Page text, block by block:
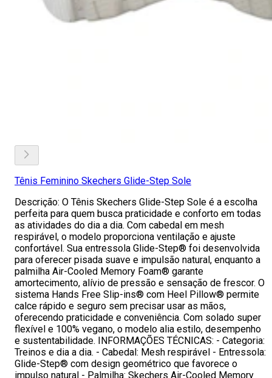
Tênis Feminino Skechers Glide-Step Sole
Descrição: O Tênis Skechers Glide-Step Sole é a escolha
perfeita para quem busca praticidade e conforto em todas
as atividades do dia a dia. Com cabedal em mesh
respirável, o modelo proporciona ventilação e ajuste
confortável. Sua entressola Glide-Step® foi desenvolvida
para oferecer pisada suave e impulsão natural, enquanto a
palmilha Air-Cooled Memory Foam® garante
amortecimento, alívio de pressão e sensação de frescor. O
sistema Hands Free Slip-ins® com Heel Pillow® permite
calce rápido e seguro sem precisar usar as mãos,
oferecendo praticidade e conveniência. Com solado super
flexível e 100% vegano, o modelo alia estilo, desempenho
e sustentabilidade. INFORMAÇÕES TÉCNICAS: - Categoria:
Treinos e dia a dia. - Cabedal: Mesh respirável - Entressola:
Glide-Step® com design geométrico que favorece o
impulso natural - Palmilha: Skechers Air-Cooled Memory